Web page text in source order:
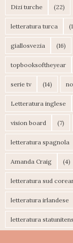
Dizi turche (22)
letteratura turca
giallosvezia (16)
topbooksoftheyear
serie tv (14)
Letteratura inglese
vision board (7)
letteratura spagnola
Amanda Craig (4)
letteratura sud
letteratura irlandese
letteratura